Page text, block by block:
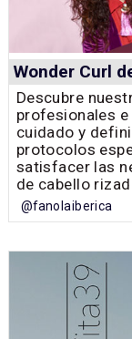
Wonder Curl
Descubre
profesionales
cuidado y
protocolos
satisfacer las
de cabello
@fanolaiberica